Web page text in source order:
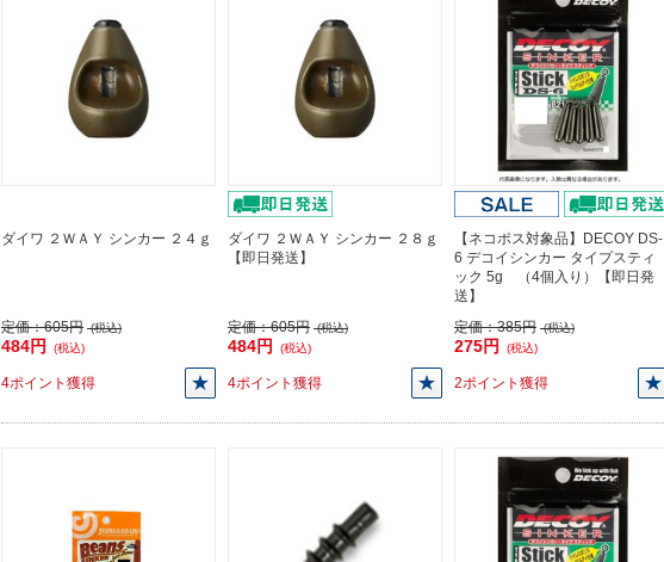
ダイワ ２ＷＡＹ シンカー ２４ｇ
定価：605円 (税込)
484円 (税込)
4ポイント獲得
ダイワ ２ＷＡＹ シンカー ２８ｇ
【即日発送】
定価：605円 (税込)
484円 (税込)
4ポイント獲得
【ネコポス対象品】DECOY DS-
6 デコイシンカー タイプスティ
ック 5g （4個入り）【即日発
送】
定価：385円 (税込)
275円 (税込)
2ポイント獲得